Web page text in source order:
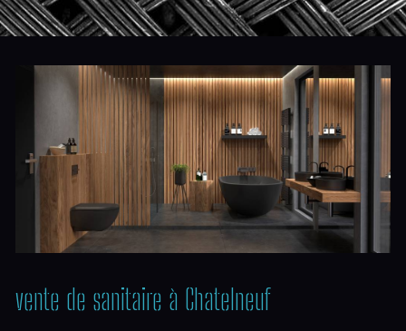
vente de sanitaire à Chatelneuf